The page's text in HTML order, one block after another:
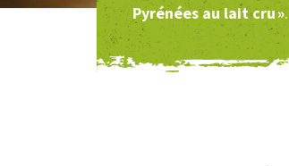
Pyrénées au lait cru ».